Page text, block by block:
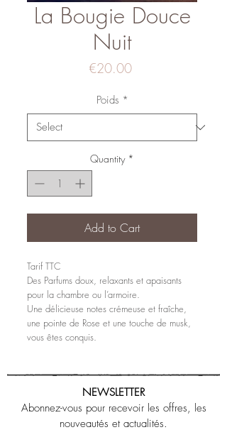
La Bougie Douce
Nuit
€20.00Price
Poids *
Quantity *
Add to Cart
Tarif TTC
Des Parfums doux, relaxants et apaisants
pour la chambre ou l’armoire.
Une délicieuse notes crémeuse et fraîche,
une pointe de Rose et une touche de musk,
vous êtes conquis.
NEWSLETTER
Abonnez-vous pour recevoir les offres, les
nouveautés et actualités.